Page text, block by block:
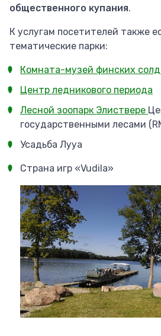
общественного купания.
К услугам посетителей также
тематические парки:
Комната-музей финских
Центр ледникового периода
Лесной зоопарк Элиствере
государственными лесами
Усадьба Лууа
Страна игр «Vudila»
Изображение